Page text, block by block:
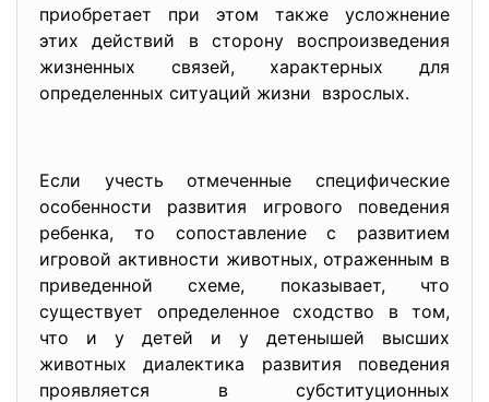
приобретает при этом также усложнение
этих действий в сторону воспроизведения
жизненных связей, характерных для
определенных ситуаций жизни взрослых.
Если учесть отмеченные специфические
особенности развития игрового поведения
ребенка, то сопоставление с развитием
игровой активности животных, отраженным в
приведенной схеме, показывает, что
существует определенное сходство в том,
что и у детей и у детенышей высших
животных диалектика развития поведения
проявляется в субституционных